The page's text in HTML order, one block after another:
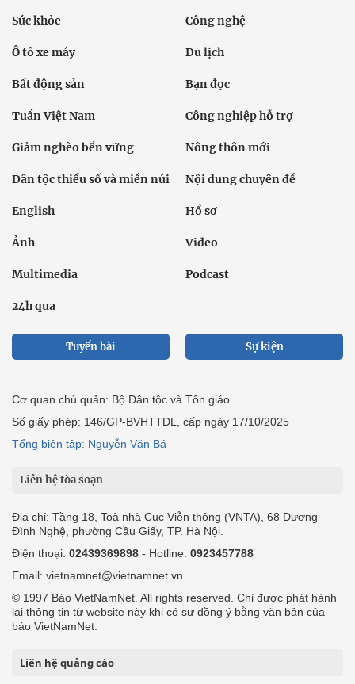
Sức khỏe Công nghệ
Ô tô xe máy Du lịch
Bất động sản Bạn đọc
Tuần Việt Nam Công nghiệp hỗ trợ
Giảm nghèo bền vững Nông thôn mới
Dân tộc thiểu số và miền núi Nội dung chuyên đề
English Hồ sơ
Ảnh Video
Multimedia Podcast
24h qua
Tuyến bài Sự kiện
Cơ quan chủ quản: Bộ Dân tộc và Tôn giáo
Số giấy phép: 146/GP-BVHTTDL, cấp ngày 17/10/2025
Tổng biên tập: Nguyễn Văn Bá
Liên hệ tòa soạn
Địa chỉ: Tầng 18, Toà nhà Cục Viễn thông (VNTA), 68 Dương
Đình Nghệ, phường Cầu Giấy, TP. Hà Nội.
Điện thoại: 02439369898 - Hotline: 0923457788
Email: vietnamnet@vietnamnet.vn
© 1997 Báo VietNamNet. All rights reserved. Chỉ được phát hành
lại thông tin từ website này khi có sự đồng ý bằng văn bản của
báo VietNamNet.
Liên hệ quảng cáo